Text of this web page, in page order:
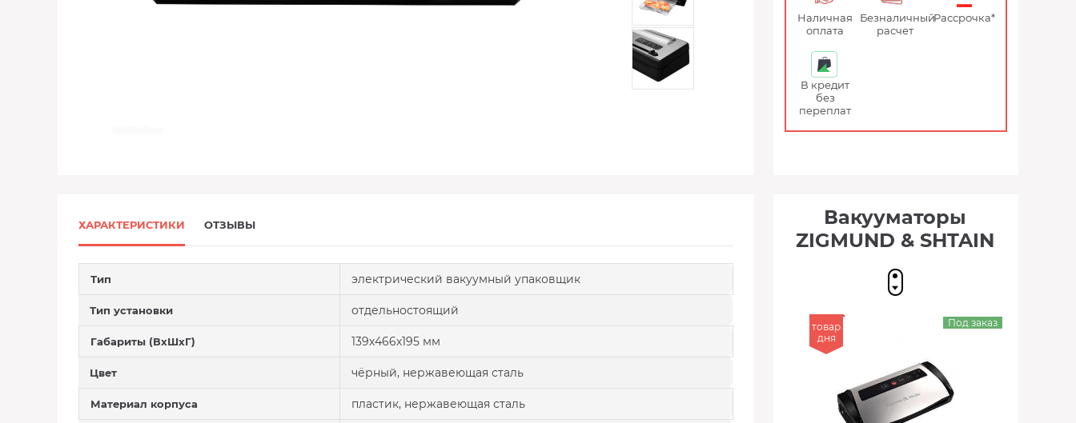
Наличная
оплата
Безналичный
расчет
Рассрочка*
В кредит
без
переплат
ХАРАКТЕРИСТИКИ ОТЗЫВЫ
Тип электрический вакуумный упаковщик
Тип установки отдельностоящий
Габариты (ВхШхГ) 139х466х195 мм
Цвет чёрный, нержавеющая сталь
Материал корпуса пластик, нержавеющая сталь
Вакууматоры
ZIGMUND & SHTAIN
товар
дня
Под заказ